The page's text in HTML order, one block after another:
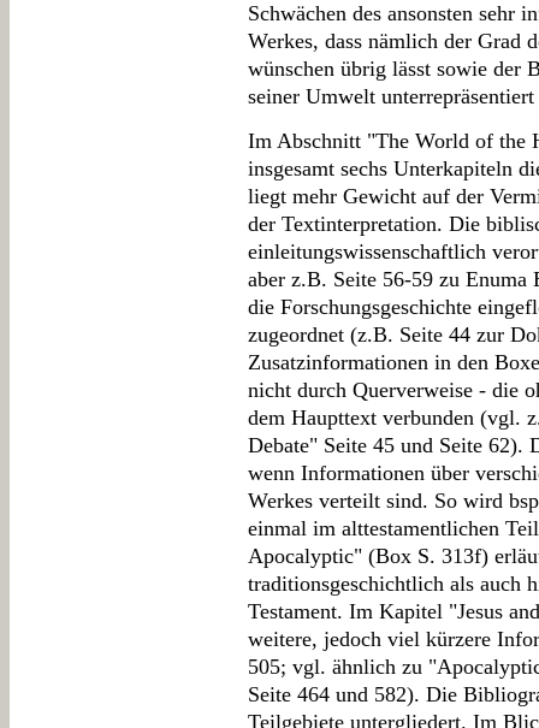
Schwächen des ansonsten sehr
Werkes, dass nämlich der Grad
wünschen übrig lässt sowie der
seiner Umwelt
Im Abschnitt "The World of the
insgesamt sechs Unterkapiteln
liegt mehr Gewicht auf der
der Textinterpretation. Die
einleitungswissenschaftlich
aber z.B. Seite 56-59 zu
die Forschungsgeschichte
zugeordnet (z.B. Seite 44 zur
Zusatzinformationen in den
nicht durch Querverweise - die
dem Haupttext verbunden
Debate" Seite 45 und Seite 62).
wenn Informationen über
Werkes verteilt sind. So wird
einmal im alttestamentlichen
Apocalyptic" (Box S. 313f)
traditionsgeschichtlich als auch
Testament. Im Kapitel "Jesus
weitere, jedoch viel kürzere
505; vgl. ähnlich zu
Seite 464 und 582). Die
Teilgebiete untergliedert. Im